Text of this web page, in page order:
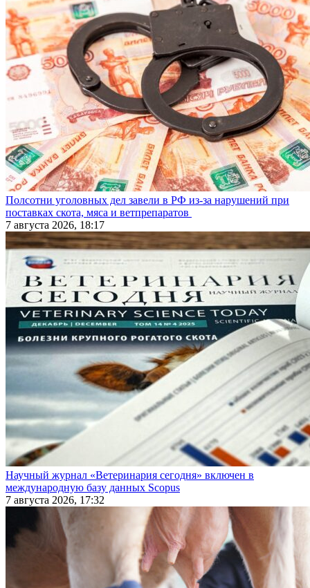
Полсотни уголовных дел завели в РФ из-за нарушений при
поставках скота, мяса и ветпрепаратов
7 августа 2026, 18:17
Научный журнал «Ветеринария сегодня» включен в
международную базу данных Scopus
7 августа 2026, 17:32